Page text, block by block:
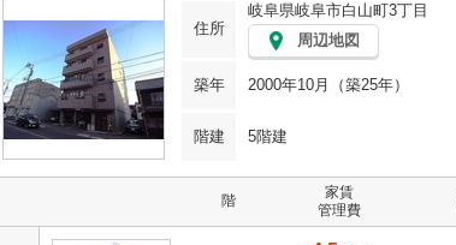
住所
岐阜県岐阜市白山町3丁目
周辺地図
築年 2000年10月（築25年）
階建 5階建
階
家賃
管理費